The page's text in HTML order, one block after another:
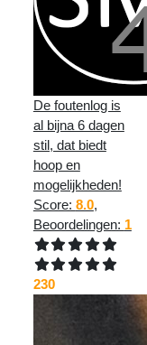
De foutenlog is
al bijna 6 dagen
stil, dat biedt
hoop en
mogelijkheden!
Score: 8.0,
Beoordelingen: 1
230